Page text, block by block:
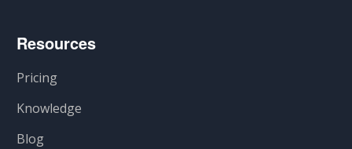
Resources
Pricing
Knowledge
Blog